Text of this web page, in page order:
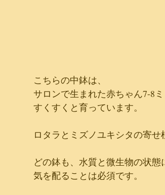
こちらの中鉢は、
サロンで生まれた赤ちゃん7-8ミ
すくすくと育っています。
ロタラとミズノユキシタの寄せ
どの鉢も、水質と微生物の状態
気を配ることは必須です。